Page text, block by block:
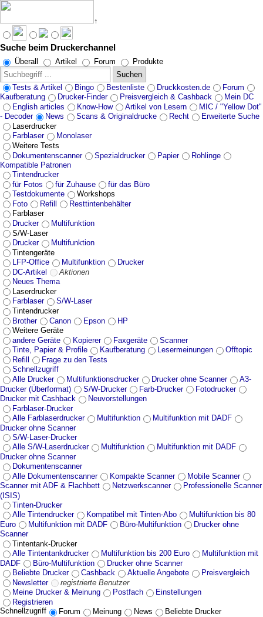
↑
Suche beim Druckerchannel
Überall Artikel Forum
Produkte
Suchen
Tests & Artikel
Bingo Bestenliste Druckkosten.de
Forum
Kaufberatung
Drucker-Finder Preisvergleich & Cashback
Mein DC
English articles
Know-How Artikel von Lesern
MIC / "Yellow Dot"
- Decoder
News Scans & Originaldrucke Recht
Erweiterte Suche
Laserdrucker
Farblaser
Monolaser
Weitere Tests
Dokumentenscanner
Spezialdrucker Papier
Rohlinge
Kompatible Patronen
Tintendrucker
für Fotos
für Zuhause
für das Büro
Testdokumente
Workshops
Foto
Refill
Resttintenbehälter
Farblaser
Drucker
Multifunktion
S/W-Laser
Drucker
Multifunktion
Tintengeräte
LFP-Office
Multifunktion
Drucker
DC-Artikel
Aktionen
Neues Thema
Laserdrucker
Farblaser
S/W-Laser
Tintendrucker
Brother
Canon Epson
HP
Weitere Geräte
andere Geräte
Kopierer Faxgeräte
Scanner
Tinte, Papier & Profile
Kaufberatung Lesermeinungen
Offtopic
Refill
Frage zu den Tests
Schnellzugriff
Alle Drucker
Multifunktionsdrucker Drucker ohne Scanner
A3-
Drucker (Überformat)
S/W-Drucker Farb-Drucker
Fotodrucker
Drucker mit Cashback
Neuvorstellungen
Farblaser-Drucker
Alle Farblaserdrucker
Multifunktion
Multifunktion mit DADF
Drucker ohne Scanner
S/W-Laser-Drucker
Alle S/W-Laserdrucker
Multifunktion
Multifunktion mit DADF
Drucker ohne Scanner
Dokumentenscanner
Alle Dokumentenscanner
Kompakte Scanner
Mobile Scanner
Scanner mit ADF & Flachbett
Netzwerkscanner
Professionelle Scanner
(ISIS)
Tinten-Drucker
Alle Tintendrucker
Kompatibel mit Tinten-Abo
Multifunktion bis 80
Euro
Multifunktion mit DADF Büro-Multifunktion
Drucker ohne
Scanner
Tintentank-Drucker
Alle Tintentankdrucker
Multifunktion bis 200 Euro
Multifunktion mit
DADF
Büro-Multifunktion
Drucker ohne Scanner
Beliebte Drucker
Cashback Aktuelle Angebote
Preisvergleich
Newsletter
registrierte Benutzer
Meine Drucker & Meinung
Postfach
Einstellungen
Registrieren
Schnellzugriff
Forum Meinung News
Beliebte Drucker
Angebote werden geladen...